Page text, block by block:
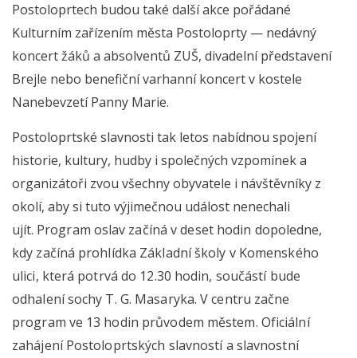
Postoloprtech budou také další akce pořádané
Kulturním zařízením města Postoloprty — nedávný
koncert žáků a absolventů ZUŠ, divadelní představení
Brejle nebo benefiční varhanní koncert v kostele
Nanebevzetí Panny Marie.
Postoloprtské slavnosti tak letos nabídnou spojení
historie, kultury, hudby i společných vzpomínek a
organizátoři zvou všechny obyvatele i návštěvníky z
okolí, aby si tuto výjimečnou událost nenechali
ujít. Program oslav začíná v deset hodin dopoledne,
kdy začíná prohlídka Základní školy v Komenského
ulici, která potrvá do 12.30 hodin, součástí bude
odhalení sochy T. G. Masaryka. V centru začne
program ve 13 hodin průvodem městem. Oficiální
zahájení Postoloprtských slavností a slavnostní